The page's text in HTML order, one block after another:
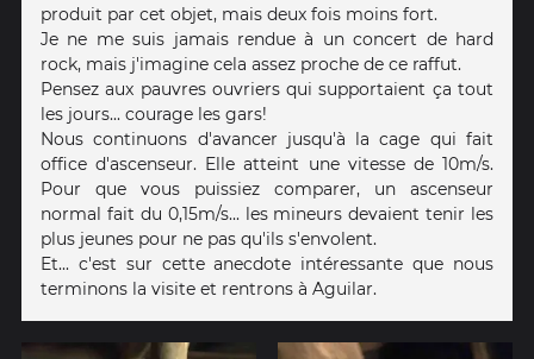
produit par cet objet, mais deux fois moins fort.
Je ne me suis jamais rendue à un concert de hard
rock, mais j'imagine cela assez proche de ce raffut.
Pensez aux pauvres ouvriers qui supportaient ça tout
les jours... courage les gars!
Nous continuons d'avancer jusqu'à la cage qui fait
office d'ascenseur. Elle atteint une vitesse de 10m/s.
Pour que vous puissiez comparer, un ascenseur
normal fait du 0,15m/s... les mineurs devaient tenir les
plus jeunes pour ne pas qu'ils s'envolent.
Et... c'est sur cette anecdote intéressante que nous
terminons la visite et rentrons à Aguilar.